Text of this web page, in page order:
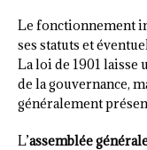
Le fonctionnement
ses statuts et
La loi de 1901 laisse
de la gouvernance,
généralement
L’assemblée